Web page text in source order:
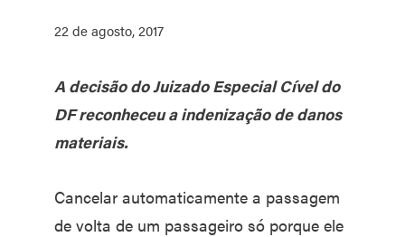
22 de agosto, 2017
A decisão do Juizado Especial Cível do
DF reconheceu a indenização de danos
materiais.
Cancelar automaticamente a passagem
de volta de um passageiro só porque ele